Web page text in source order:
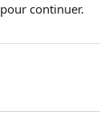
pour continuer.